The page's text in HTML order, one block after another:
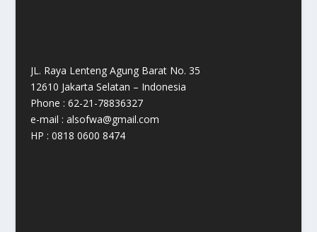
JL. Raya Lenteng Agung Barat No. 35
12610 Jakarta Selatan – Indonesia
Phone : 62-21-78836327
e-mail : alsofwa@gmail.com
HP : 0818 0600 8474